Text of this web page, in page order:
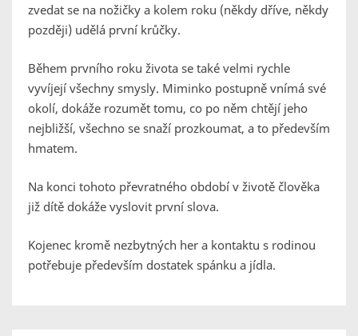
zvedat se na nožičky a kolem roku (někdy dříve, někdy
později) udělá první krůčky.
Během prvního roku života se také velmi rychle
vyvíjejí všechny smysly. Miminko postupně vnímá své
okolí, dokáže rozumět tomu, co po něm chtějí jeho
nejbližší, všechno se snaží prozkoumat, a to především
hmatem.
Na konci tohoto převratného období v životě člověka
již dítě dokáže vyslovit první slova.
Kojenec kromě nezbytných her a kontaktu s rodinou
potřebuje především dostatek spánku a jídla.